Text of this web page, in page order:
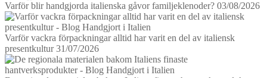
Varför blir handgjorda italienska gåvor familjeklenoder? 03/08/2026
Varför vackra förpackningar alltid har varit en del av italiensk
presentkultur 31/07/2026